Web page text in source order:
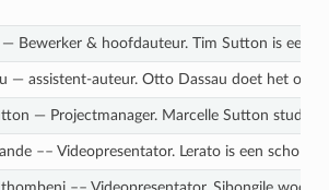
Bewerker & hoofdauteur. Tim Sutton is een
— assistent-auteur. Otto Dassau doet het
— Projectmanager. Marcelle Sutton
–– Videopresentator. Lerato is een